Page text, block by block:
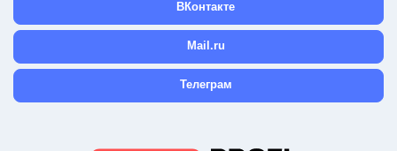
ВКонтакте
Mail.ru
Телеграм